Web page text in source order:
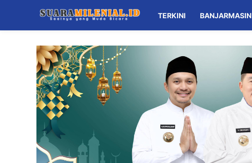
TERKINI BANJARMASIN